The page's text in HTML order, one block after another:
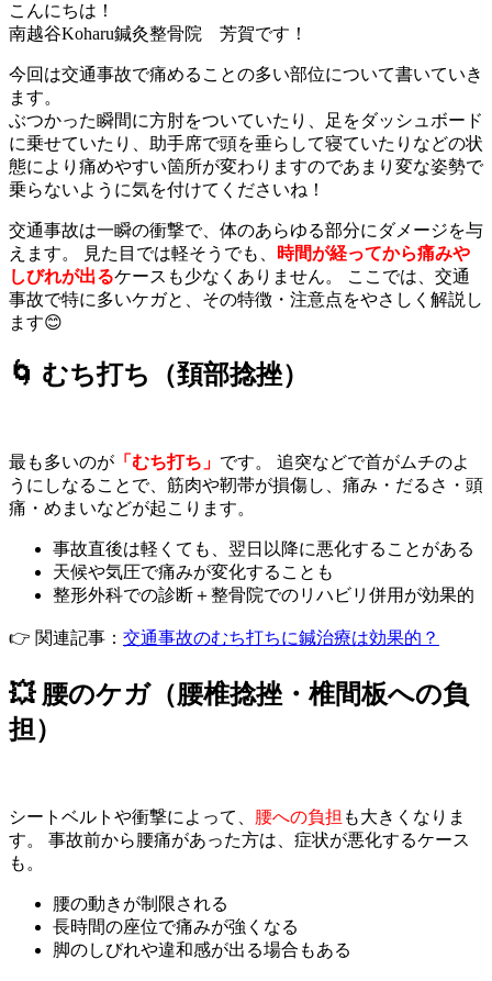
こんにちは！
南越谷Koharu鍼灸整骨院 芳賀です！
今回は交通事故で痛めることの多い部位について書いていき
ます。
ぶつかった瞬間に方肘をついていたり、足をダッシュボード
に乗せていたり、助手席で頭を垂らして寝ていたりなどの状
態により痛めやすい箇所が変わりますのであまり変な姿勢で
乗らないように気を付けてくださいね！
交通事故は一瞬の衝撃で、体のあらゆる部分にダメージを与
えます。 見た目では軽そうでも、
時間が経ってから痛みや
しびれが出るケースも少なくありません。 ここでは、交通
事故で特に多いケガと、その特徴・注意点をやさしく解説し
ます😊
🌀 むち打ち（頚部捻挫）
最も多いのが 「むち打ち」 です。 追突などで首がムチのよ
うにしなることで、筋肉や靭帯が損傷し、痛み・だるさ・頭
痛・めまいなどが起こります。
事故直後は軽くても、翌日以降に悪化することがある
天候や気圧で痛みが変化することも
整形外科での診断＋整骨院でのリハビリ併用が効果的
👉 関連記事： 交通事故のむち打ちに鍼治療は効果的？
💥 腰のケガ（腰椎捻挫・椎間板への負
担）
シートベルトや衝撃によって、 腰への負担 も大きくなりま
す。 事故前から腰痛があった方は、症状が悪化するケース
も。
腰の動きが制限される
長時間の座位で痛みが強くなる
脚のしびれや違和感が出る場合もある